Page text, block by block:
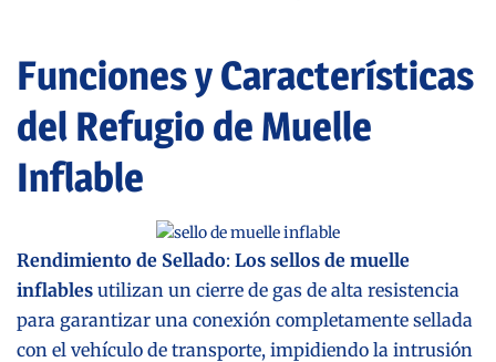
Funciones y Características
del Refugio de Muelle
Inflable
Rendimiento de Sellado: Los sellos de muelle
inflables utilizan un cierre de gas de alta resistencia
para garantizar una conexión completamente sellada
con el vehículo de transporte, impidiendo la intrusión